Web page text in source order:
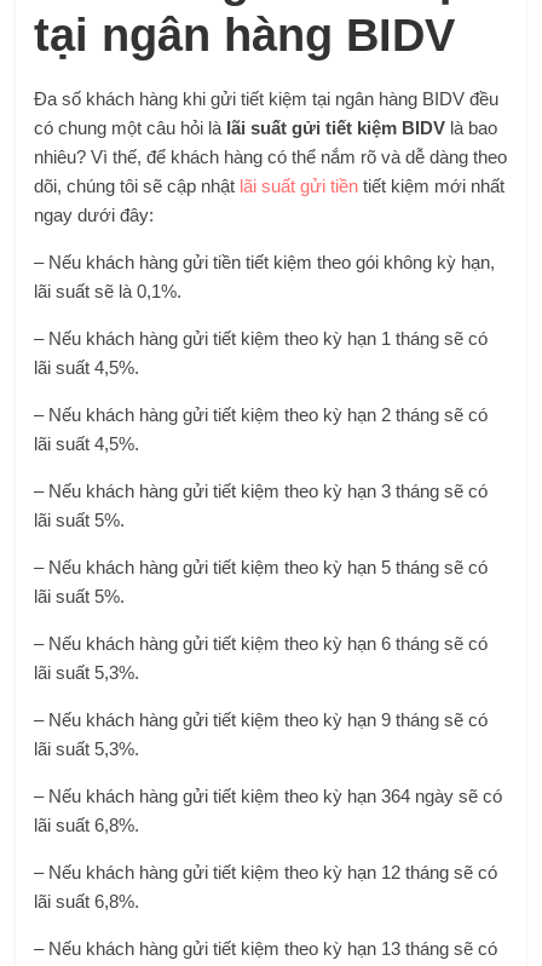
tại ngân hàng BIDV
Đa số khách hàng khi gửi tiết kiệm tại ngân hàng BIDV đều
có chung một câu hỏi là lãi suất gửi tiết kiệm BIDV là bao
nhiêu? Vì thế, để khách hàng có thể nắm rõ và dễ dàng theo
dõi, chúng tôi sẽ cập nhật lãi suất gửi tiền tiết kiệm mới nhất
ngay dưới đây:
– Nếu khách hàng gửi tiền tiết kiệm theo gói không kỳ hạn,
lãi suất sẽ là 0,1%.
– Nếu khách hàng gửi tiết kiệm theo kỳ hạn 1 tháng sẽ có
lãi suất 4,5%.
– Nếu khách hàng gửi tiết kiệm theo kỳ hạn 2 tháng sẽ có
lãi suất 4,5%.
– Nếu khách hàng gửi tiết kiệm theo kỳ hạn 3 tháng sẽ có
lãi suất 5%.
– Nếu khách hàng gửi tiết kiệm theo kỳ hạn 5 tháng sẽ có
lãi suất 5%.
– Nếu khách hàng gửi tiết kiệm theo kỳ hạn 6 tháng sẽ có
lãi suất 5,3%.
– Nếu khách hàng gửi tiết kiệm theo kỳ hạn 9 tháng sẽ có
lãi suất 5,3%.
– Nếu khách hàng gửi tiết kiệm theo kỳ hạn 364 ngày sẽ có
lãi suất 6,8%.
– Nếu khách hàng gửi tiết kiệm theo kỳ hạn 12 tháng sẽ có
lãi suất 6,8%.
– Nếu khách hàng gửi tiết kiệm theo kỳ hạn 13 tháng sẽ có